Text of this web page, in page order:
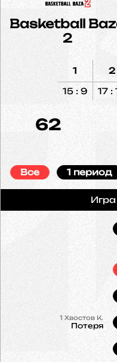
Basketball
2
1
15 : 9
2
17 :
62
Все 1 период
1 Хвостов К.
Потеря